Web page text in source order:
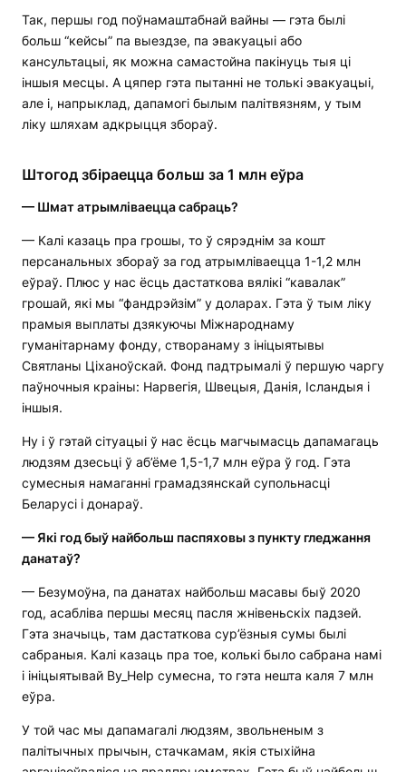
Так, першы год поўнамаштабнай вайны — гэта былі
больш “кейсы” па выездзе, па эвакуацыі або
кансультацыі, як можна самастойна пакінуць тыя ці
іншыя месцы. А цяпер гэта пытанні не толькі эвакуацыі,
але і, напрыклад, дапамогі былым палітвязням, у тым
ліку шляхам адкрыцця збораў.
Штогод збіраецца больш за 1 млн еўра
— Шмат атрымліваецца сабраць?
— Калі казаць пра грошы, то ў сярэднім за кошт
персанальных збораў за год атрымліваецца 1-1,2 млн
еўраў. Плюс у нас ёсць дастаткова вялікі “кавалак”
грошай, які мы “фандрэйзім” у доларах. Гэта ў тым ліку
прамыя выплаты дзякуючы Міжнароднаму
гуманітарнаму фонду, створанаму з ініцыятывы
Святланы Ціханоўскай. Фонд падтрымалі ў першую чаргу
паўночныя краіны: Нарвегія, Швецыя, Данія, Ісландыя і
іншыя.
Ну і ў гэтай сітуацыі ў нас ёсць магчымасць дапамагаць
людзям дзесьці ў аб’ёме 1,5-1,7 млн еўра ў год. Гэта
сумесныя намаганні грамадзянскай супольнасці
Беларусі і донараў.
— Які год быў найбольш паспяховы з пункту гледжання
данатаў?
— Безумоўна, па данатах найбольш масавы быў 2020
год, асабліва першы месяц пасля жнівеньскіх падзей.
Гэта значыць, там дастаткова сур’ёзныя сумы былі
сабраныя. Калі казаць пра тое, колькі было сабрана намі
і ініцыятывай By_Help сумесна, то гэта нешта каля 7 млн
еўра.
У той час мы дапамагалі людзям, звольненым з
палітычных прычын, стачкамам, якія стыхійна